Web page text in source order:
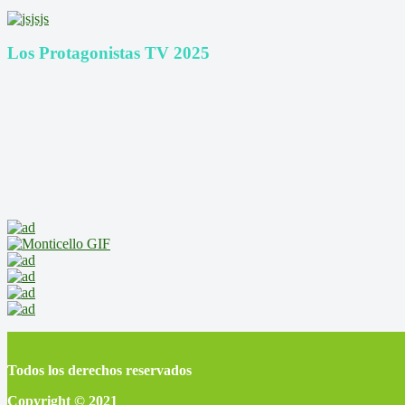
Los Protagonistas TV 2025
Todos los derechos reservados
Copyright © 2021